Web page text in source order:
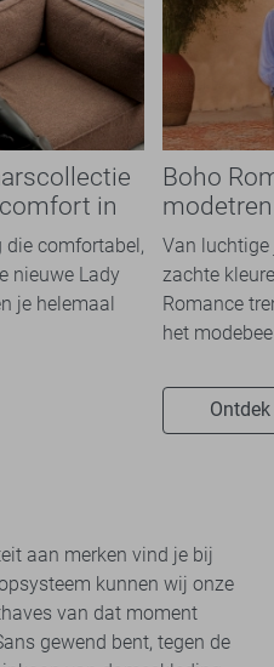
in
comfortabel,
nieuwe Lady
je helemaal
Boho
overal
Van luchtige
zachte
Romance
het
aan merken vind je bij
kunnen wij onze
van dat moment
gewend bent, tegen de